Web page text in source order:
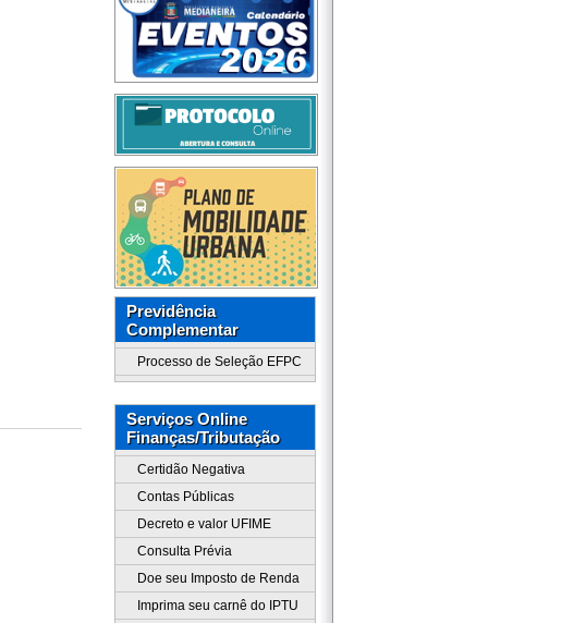
Previdência
Complementar
Processo de Seleção EFPC
Serviços Online
Finanças/Tributação
Certidão Negativa
Contas Públicas
Decreto e valor UFIME
Consulta Prévia
Doe seu Imposto de Renda
Imprima seu carnê do IPTU